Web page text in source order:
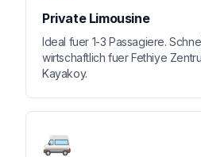
Private Limousine
Ideal fuer 1-3 Passagiere.
wirtschaftlich fuer Fethiye
Kayakoy.
🚐